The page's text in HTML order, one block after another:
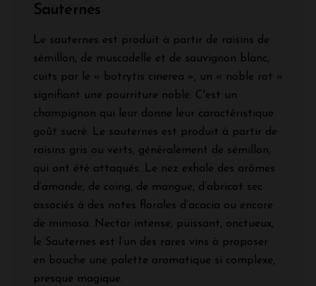
Sauternes
Le sauternes est produit à partir de raisins de
sémillon, de muscadelle et de sauvignon blanc,
cuits par le « botrytis cinerea », un « noble rot »
signifiant une pourriture noble. C'est un
champignon qui leur donne leur caractéristique
goût sucré. Le sauternes est produit à partir de
raisins gris ou verts, généralement de sémillon,
qui ont été attaqués. Le nez exhale des arômes
d’amande, de coing, de mangue, d’abricot sec
associés à des notes florales d’acacia ou encore
de mimosa. Nectar intense, puissant, onctueux,
le Sauternes est l’un des rares vins à proposer
en bouche une palette aromatique si complexe,
presque magique.